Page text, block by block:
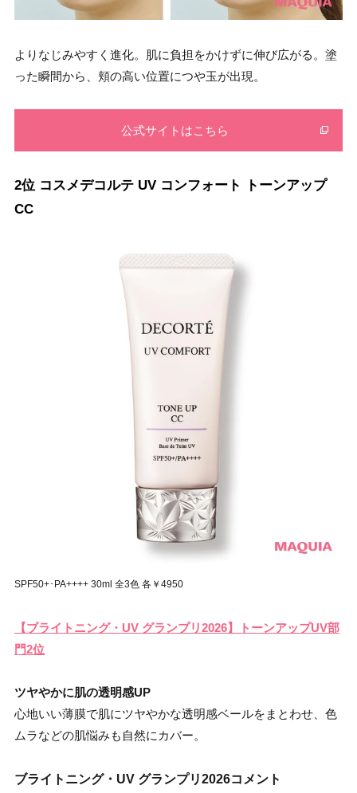
よりなじみやすく進化。肌に負担をかけずに伸び広がる。塗
った瞬間から、頬の高い位置につや玉が出現。
公式サイトはこちら
2位 コスメデコルテ UV コンフォート トーンアップ
CC
SPF50+･PA++++ 30ml 全3色 各￥4950
【ブライトニング・UV グランプリ2026】トーンアップUV部
門2位
ツヤやかに肌の透明感UP
心地いい薄膜で肌にツヤやかな透明感ベールをまとわせ、色
ムラなどの肌悩みも自然にカバー。
ブライトニング・UV グランプリ2026コメント